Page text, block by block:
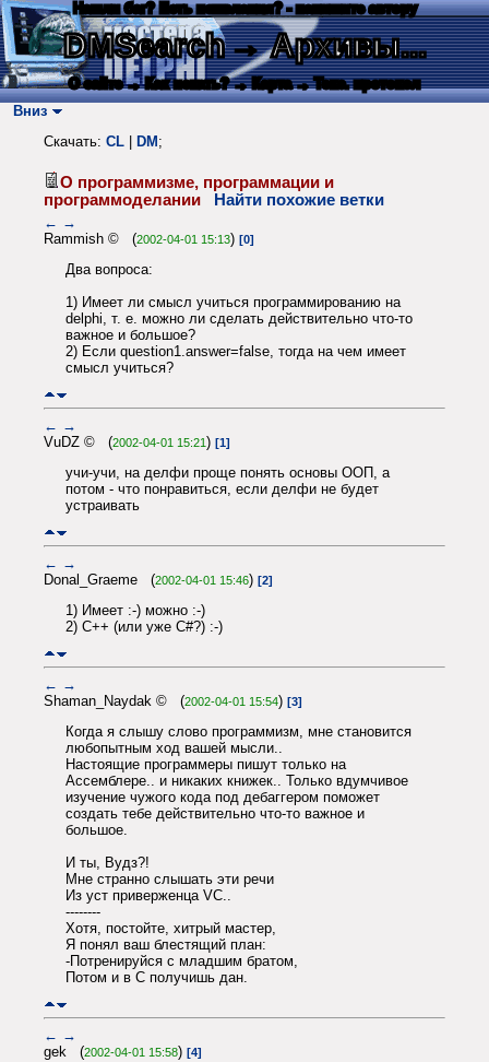
Нашли баг? Есть пожелания? - напишите автору
DMSearch→ Архивы...
О сайте → Как искать? → Карта → Текс. протокол
Вниз
Скачать: CL DM ;
О программизме, программации и
программоделании
Найти похожие ветки
← →
Rammish © (2002-04-01 15:13) [0]
Два вопроса:
1) Имеет ли смысл учиться программированию на
delphi, т. е. можно ли сделать действительно что-то
важное и большое?
2) Если question1.answer=false, тогда на чем имеет
смысл учиться?
← →
VuDZ © (2002-04-01 15:21) [1]
учи-учи, на делфи проще понять основы ООП, а
потом - что понравиться, если делфи не будет
устраивать
← →
Donal_Graeme (2002-04-01 15:46) [2]
1) Имеет :-) можно :-)
2) С++ (или уже С#?) :-)
← →
Shaman_Naydak © (2002-04-01 15:54) [3]
Когда я слышу слово программизм, мне становится
любопытным ход вашей мысли..
Настоящие программеры пишут только на
Ассемблере.. и никаких книжек.. Только вдумчивое
изучение чужого кода под дебаггером поможет
создать тебе действительно что-то важное и
большое.
И ты, Вудз?!
Мне странно слышать эти речи
Из уст приверженца VC..
--------
Хотя, постойте, хитрый мастер,
Я понял ваш блестящий план:
-Потренируйся с младшим братом,
Потом и в С получишь дан.
← →
gek (2002-04-01 15:58) [4]